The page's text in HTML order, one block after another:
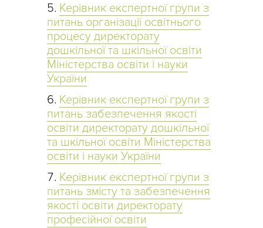
Керівник експертної групи з
питань організації освітнього
процесу директорату
дошкільної та шкільної освіти
Міністерства освіти і науки
України
Керівник експертної групи з
питань забезпечення якості
освіти директорату дошкільної
та шкільної освіти Міністерства
освіти і науки України
Керівник експертної групи з
питань змісту та забезпечення
якості освіти директорату
професійної освіти